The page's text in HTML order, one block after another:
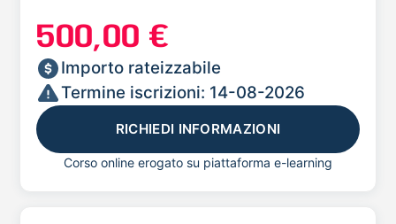
500,00 €
Importo rateizzabile
Termine iscrizioni: 14-08-2026
RICHIEDI INFORMAZIONI
Corso online erogato su piattaforma e-learning